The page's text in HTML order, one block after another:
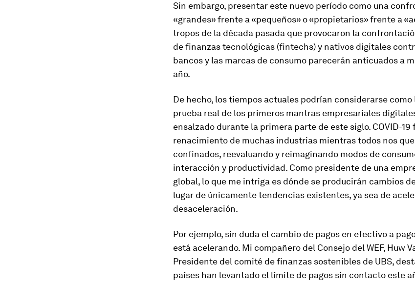
Sin embargo, presentar este nuevo período como una
«grandes» frente a «pequeños» o «propietarios» frente a
tropos de la década pasada que provocaron la
de finanzas tecnológicas (fintechs) y nativos digitales
bancos y las marcas de consumo parecerán anticuados a
año.
De hecho, los tiempos actuales podrían considerarse como
prueba real de los primeros mantras empresariales
ensalzado durante la primera parte de este siglo. COVID-19
renacimiento de muchas industrias mientras todos nos
confinados, reevaluando y reimaginando modos de
interacción y productividad. Como presidente de una
global, lo que me intriga es dónde se producirán cambios
lugar de únicamente tendencias existentes, ya sea de
desaceleración.
Por ejemplo, sin duda el cambio de pagos en efectivo a
está acelerando. Mi compañero del Consejo del WEF, Huw
Presidente del comité de finanzas sostenibles de UBS,
países han levantado el límite de pagos sin contacto este